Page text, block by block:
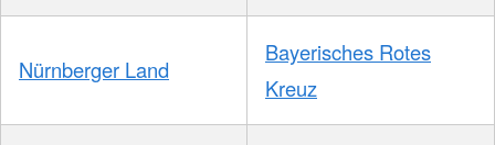
Nürnberger Land
Bayerisches Rotes
Kreuz